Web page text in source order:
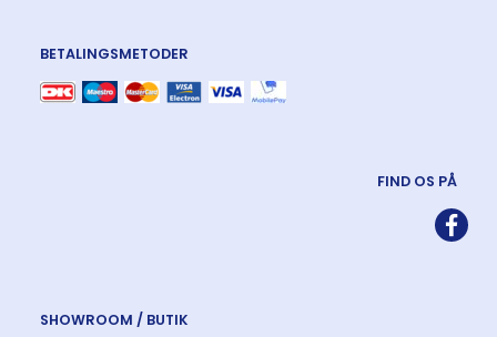
BETALINGSMETODER
FIND OS PÅ
SHOWROOM / BUTIK